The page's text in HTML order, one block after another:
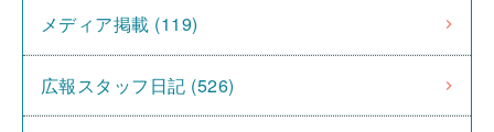
メディア掲載 (119)
広報スタッフ日記 (526)